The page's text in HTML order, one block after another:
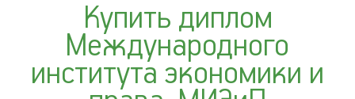
Купить диплом
Международного
института экономики и